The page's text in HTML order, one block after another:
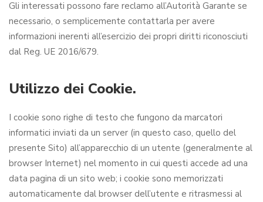
Gli interessati possono fare reclamo all’Autorità Garante se
necessario, o semplicemente contattarla per avere
informazioni inerenti all’esercizio dei propri diritti riconosciuti
dal Reg. UE 2016/679.
Utilizzo dei Cookie.
I cookie sono righe di testo che fungono da marcatori
informatici inviati da un server (in questo caso, quello del
presente Sito) all’apparecchio di un utente (generalmente al
browser Internet) nel momento in cui questi accede ad una
data pagina di un sito web; i cookie sono memorizzati
automaticamente dal browser dell’utente e ritrasmessi al